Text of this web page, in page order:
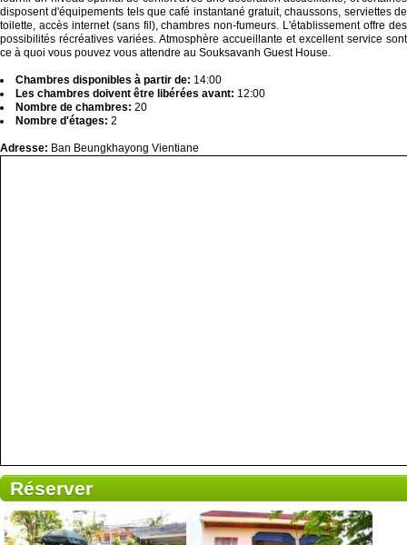
disposent d'équipements tels que café instantané gratuit, chaussons, serviettes de
toilette, accès internet (sans fil), chambres non-fumeurs. L'établissement offre des
possibilités récréatives variées. Atmosphère accueillante et excellent service sont
ce à quoi vous pouvez vous attendre au Souksavanh Guest House.
Chambres disponibles à partir de: 14:00
Les chambres doivent être libérées avant: 12:00
Nombre de chambres: 20
Nombre d'étages: 2
Adresse: Ban Beungkhayong Vientiane
Réserver
250 reviews